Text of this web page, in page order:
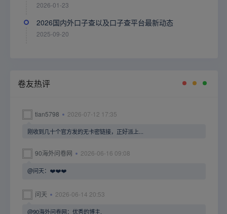
2026-01-23
2026国内外口子查以及口子查平台最新动态
2025-09-20
卷友热评
tian5798 2026-07-12 17:35
刚收到几十个官方发的无卡密链接，正好派上...
90海外问卷网 2026-06-16 09:08
@问天：❤️❤️❤️
问天 2026-06-14 20:53
@90海外问卷网：优秀的博主.